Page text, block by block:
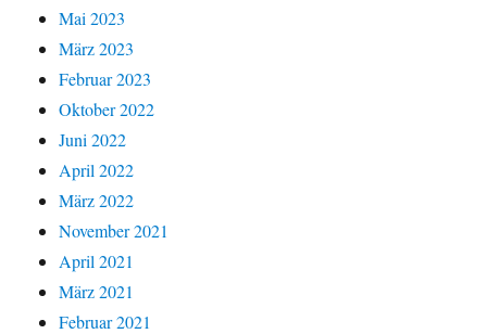
Mai 2023
März 2023
Februar 2023
Oktober 2022
Juni 2022
April 2022
März 2022
November 2021
April 2021
März 2021
Februar 2021